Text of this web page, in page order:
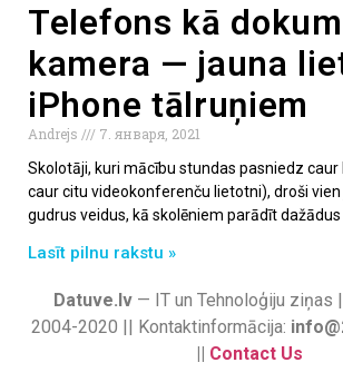
Telefons kā
kamera — jauna
iPhone tālruņiem
Andrejs
7. января, 2021
Skolotāji, kuri mācību stundas pasniedz
caur citu videokonferenču lietotni), droši
gudrus veidus, kā skolēniem parādīt
Lasīt pilnu rakstu »
Datuve.lv— IT un Tehnoloģiju ziņas
2004-2020 || Kontaktinformācija:
|| Contact Us